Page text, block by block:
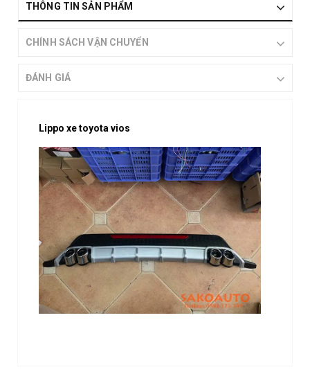
THÔNG TIN SẢN PHẨM
CHÍNH SÁCH VẬN CHUYỂN
ĐÁNH GIÁ
Lippo xe toyota vios